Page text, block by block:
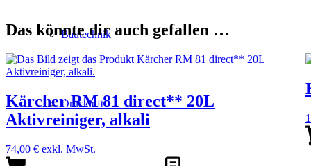
Bautechnik
Druckluft
Das könnte dir auch gefallen …
Kärcher RM 81 direct** 20L
Aktivreiniger, alkali
74,00 € exkl. MwSt.